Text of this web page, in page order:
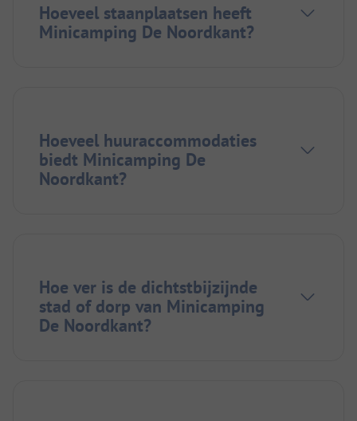
Hoeveel staanplaatsen heeft
Minicamping De Noordkant?
Hoeveel huuraccommodaties
biedt Minicamping De
Noordkant?
Hoe ver is de dichtstbijzijnde
stad of dorp van Minicamping
De Noordkant?